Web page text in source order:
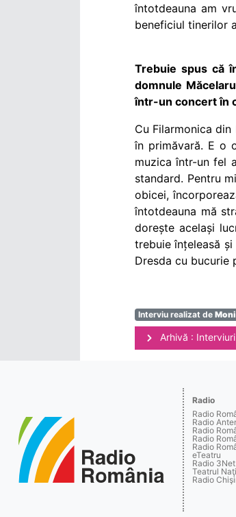
întotdeauna am
beneficiul tinerilor
Trebuie spus că
domnule
într-un concert în
Cu Filarmonica
în primăvară. E o
muzica într-un fel
standard. Pentru
obicei,
întotdeauna mă
dorește același
trebuie înțeleasă
Dresda cu bucurie
Interviu realizat de
Arhivă : Interviuri
Radio
Radio
Radio
Radio
Radio
Radio
eTeatru
Radio
Teatrul
Radio